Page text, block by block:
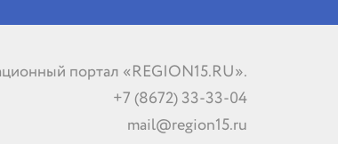
портал «REGION15.RU».
+7 (8672) 33-33-04
mail@region15.ru